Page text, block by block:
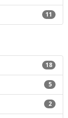
11
18
5
2